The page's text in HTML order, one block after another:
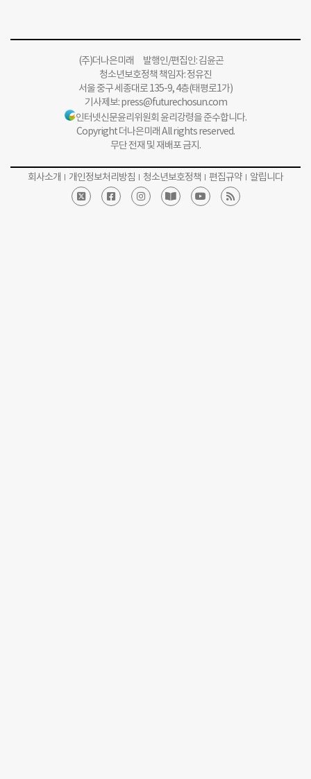
(주)더나은미래 발행인/편집인: 김윤곤
청소년보호정책 책임자: 정유진
서울 중구 세종대로 135-9, 4층(태평로1가)
기사제보:press@futurechosun.com
인터넷신문윤리위원회 윤리강령을 준수합니다.
Copyright 더나은미래 All rights reserved.
무단 전재 및 재배포 금지.
회사소개 개인정보처리방침 청소년보호정책 편집규약 알립니다